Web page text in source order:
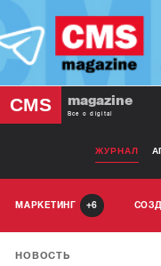
CMS magazine
Все о digital
ЖУРНАЛ
МАРКЕТИНГ 6
НОВОСТЬ